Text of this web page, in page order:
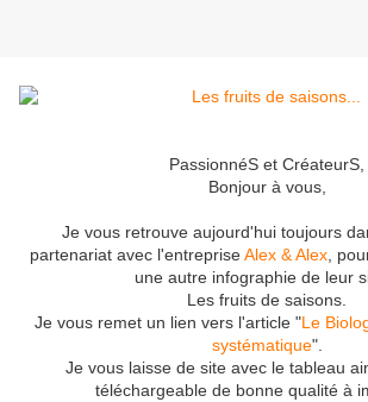
PassionnéS et CréateurS,
Bonjour à vous,
Je vous retrouve aujourd'hui toujours
partenariat avec l'entrepriseAlex & Alex ,
une autre infographie de leur
Les fruits de saisons.
Je vous remet un lien vers l'article "Le
systématique".
Je vous laisse de site avec le tableau
téléchargeable de bonne qualité à